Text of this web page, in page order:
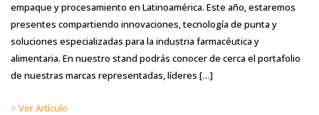
empaque y procesamiento en Latinoamérica. Este año, estaremos
presentes compartiendo innovaciones, tecnología de punta y
soluciones especializadas para la industria farmacéutica y
alimentaria. En nuestro stand podrás conocer de cerca el portafolio
de nuestras marcas representadas, líderes […]
> Ver Artículo